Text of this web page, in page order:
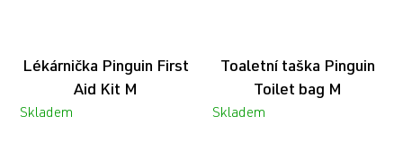
Lékárnička Pinguin First
Aid Kit M
Skladem
Toaletní taška Pinguin
Toilet bag M
Skladem